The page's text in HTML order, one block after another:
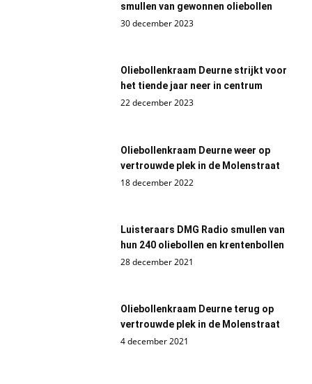
smullen van gewonnen oliebollen
30 december 2023
Oliebollenkraam Deurne strijkt voor
het tiende jaar neer in centrum
22 december 2023
Oliebollenkraam Deurne weer op
vertrouwde plek in de Molenstraat
18 december 2022
Luisteraars DMG Radio smullen van
hun 240 oliebollen en krentenbollen
28 december 2021
Oliebollenkraam Deurne terug op
vertrouwde plek in de Molenstraat
4 december 2021